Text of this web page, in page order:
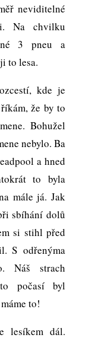
neviditelné
Na chvilku
3 pneu a
to lesa.
kde je
že by to
Bohužel
nebylo. Ba
a hned
to byla
mále já. Jak
sbíhání dolů
si stihl před
S odřenýma
Náš strach
počasí byl
to!
lesíkem dál.